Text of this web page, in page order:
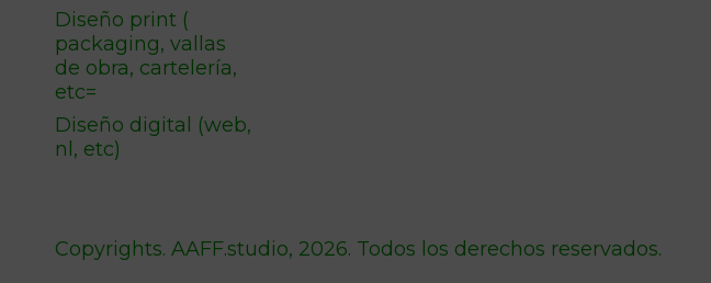
Diseño print (
packaging, vallas
de obra, cartelería,
etc=
Diseño digital (web,
nl, etc)
Copyrights. AAFF.studio, 2026. Todos los derechos reservados.